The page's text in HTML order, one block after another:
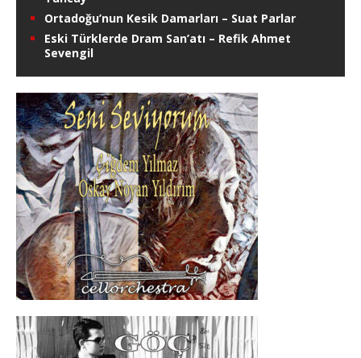
Ortadoğu’nun Kesik Damarları – Suat Parlar
Eski Türklerde Dram San’atı – Refik Ahmet
Sevengil